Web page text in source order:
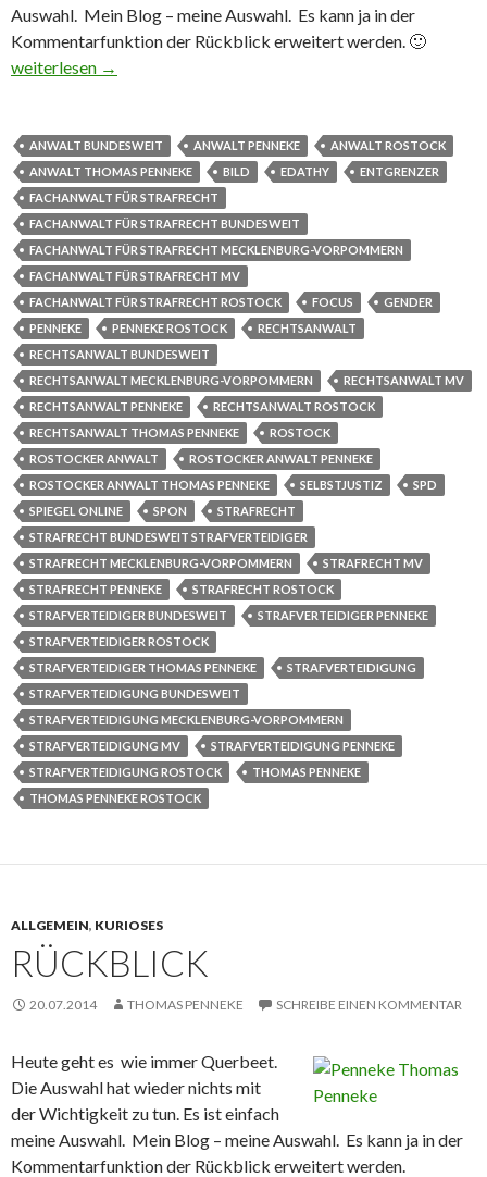
Auswahl. Mein Blog – meine Auswahl. Es kann ja in der
Kommentarfunktion der Rückblick erweitert werden. 🙂
Rückblick VI Penis ab Edathy Billigsärge und Windelfetisch
weiterlesen →
ANWALT BUNDESWEIT ANWALT PENNEKE
ANWALT ROSTOCK
ANWALT THOMAS PENNEKE
BILD EDATHY
ENTGRENZER
FACHANWALT FÜR STRAFRECHT
FACHANWALT FÜR STRAFRECHT BUNDESWEIT
FACHANWALT FÜR STRAFRECHT MECKLENBURG-VORPOMMERN
FACHANWALT FÜR STRAFRECHT MV
FACHANWALT FÜR STRAFRECHT ROSTOCK
FOCUS
GENDER
PENNEKE
PENNEKE ROSTOCK
RECHTSANWALT
RECHTSANWALT BUNDESWEIT
RECHTSANWALT MECKLENBURG-VORPOMMERN
RECHTSANWALT MV
RECHTSANWALT PENNEKE
RECHTSANWALT ROSTOCK
RECHTSANWALT THOMAS PENNEKE
ROSTOCK
ROSTOCKER ANWALT
ROSTOCKER ANWALT PENNEKE
ROSTOCKER ANWALT THOMAS PENNEKE
SELBSTJUSTIZ
SPD
SPIEGEL ONLINE
SPON
STRAFRECHT
STRAFRECHT BUNDESWEIT STRAFVERTEIDIGER
STRAFRECHT MECKLENBURG-VORPOMMERN
STRAFRECHT MV
STRAFRECHT PENNEKE
STRAFRECHT ROSTOCK
STRAFVERTEIDIGER BUNDESWEIT
STRAFVERTEIDIGER PENNEKE
STRAFVERTEIDIGER ROSTOCK
STRAFVERTEIDIGER THOMAS PENNEKE
STRAFVERTEIDIGUNG
STRAFVERTEIDIGUNG BUNDESWEIT
STRAFVERTEIDIGUNG MECKLENBURG-VORPOMMERN
STRAFVERTEIDIGUNG MV
STRAFVERTEIDIGUNG PENNEKE
STRAFVERTEIDIGUNG ROSTOCK
THOMAS PENNEKE
THOMAS PENNEKE ROSTOCK
ALLGEMEIN, KURIOSES
RÜCKBLICK
20.07.2014 THOMAS PENNEKE SCHREIBE EINEN KOMMENTAR
Heute geht es wie immer Querbeet.
Die Auswahl hat wieder nichts mit
der Wichtigkeit zu tun. Es ist einfach
meine Auswahl. Mein Blog – meine Auswahl. Es kann ja in der
Kommentarfunktion der Rückblick erweitert werden.